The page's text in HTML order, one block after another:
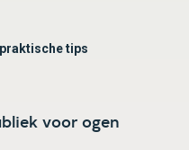
praktische tips
voor ogen